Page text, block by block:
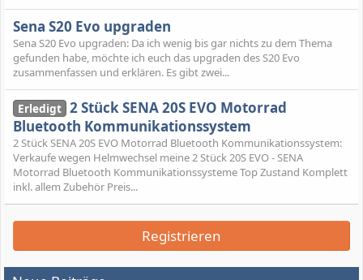
Sena S20 Evo upgraden
Sena S20 Evo upgraden: Da ich wenig bis gar nichts zu dem Thema
gefunden habe, möchte ich euch das upgraden des S20 Evo
zusammenfassen und erklären. Es gibt zwei...
Erledigt 2 Stück SENA 20S EVO Motorrad
Bluetooth Kommunikationssystem
2 Stück SENA 20S EVO Motorrad Bluetooth Kommunikationssystem:
Verkaufe wegen Helmwechsel meine 2 Stück 20S EVO - SENA
Motorrad Bluetooth Kommunikationssysteme Top Zustand Komplett
inkl. allem Zubehör Preis...
Registrieren